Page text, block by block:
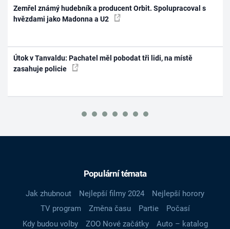
Zemřel známý hudebník a producent Orbit. Spolupracoval s
hvězdami jako Madonna a U2
Útok v Tanvaldu: Pachatel měl pobodat tři lidi, na místě
zasahuje policie
Populární témata
Jak zhubnout Nejlepší filmy 2024
Nejlepší horory
TV program
Změna času Partie
Počasí
Kdy budou volby
ZOO Nové začátky
Auto – katalog